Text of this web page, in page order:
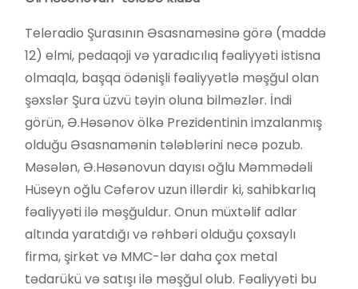
Teleradio Şurasının Əsasnaməsinə görə (maddə
12) elmi, pedaqoji və yaradıcılıq fəaliyyəti istisna
olmaqla, başqa ödənişli fəaliyyətlə məşğul olan
şəxslər Şura üzvü təyin oluna bilməzlər. İndi
görün, Ə.Həsənov ölkə Prezidentinin imzalanmış
olduğu Əsasnamənin tələblərini necə pozub.
Məsələn, Ə.Həsənovun dayısı oğlu Məmmədəli
Hüseyn oğlu Cəfərov uzun illərdir ki, sahibkarlıq
fəaliyyəti ilə məşğuldur. Onun müxtəlif adlar
altında yaratdığı və rəhbəri olduğu çoxsaylı
firma, şirkət və MMC-lər daha çox metal
tədarükü və satışı ilə məşğul olub. Fəaliyyəti bu